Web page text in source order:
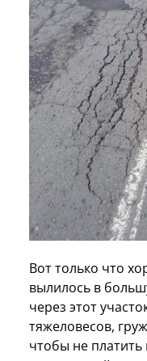
Вот только что
вылилось в
через этот
тяжеловесов,
чтобы не